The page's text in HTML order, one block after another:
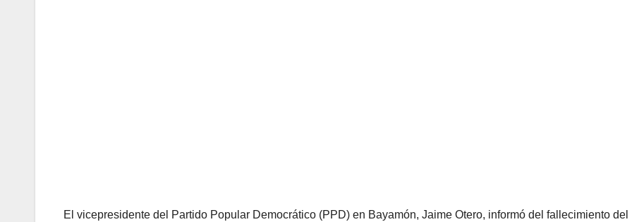
El vicepresidente del Partido Popular Democrático (PPD) en Bayamón, Jaime Otero, informó del fallecimiento del